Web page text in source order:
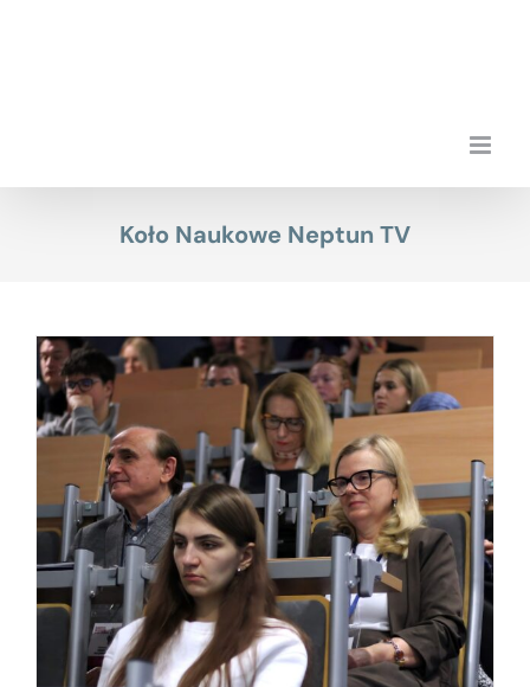
Koło Naukowe Neptun TV